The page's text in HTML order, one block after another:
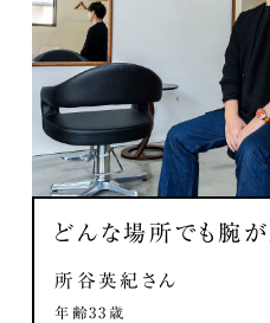
どんな場所でも腕
所谷英紀さん
年齢33歳